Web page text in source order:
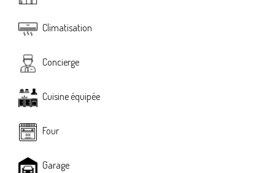
Climatisation
Concierge
Cuisine équipée
Four
Garage